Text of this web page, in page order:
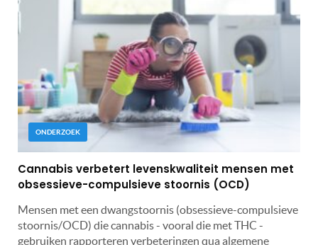
ONDERZOEK
Cannabis verbetert levenskwaliteit mensen met
obsessieve-compulsieve stoornis (OCD)
Mensen met een dwangstoornis (obsessieve-compulsieve
stoornis/OCD) die cannabis - vooral die met THC -
gebruiken rapporteren verbeteringen qua algemene